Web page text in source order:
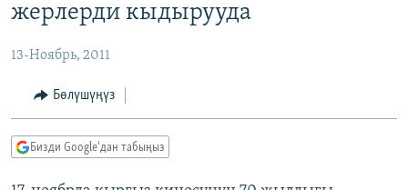
ЭКОНОМИКА
МАДАНИЯТ
БОРБОР АЗИЯ
УКРАИНА
АТАЙЫН ИЛИКТӨӨ
ТВ ПРОГРАММАЛАР
ЭКСПЕРТТЕР ТАЛДАЙТ
ӨЗГӨЧӨ ПИКИР
жерлерди кыдырууда
13-Ноябрь, 2011
Бөлүшүңүз
Бизди Google'дан табыңыз